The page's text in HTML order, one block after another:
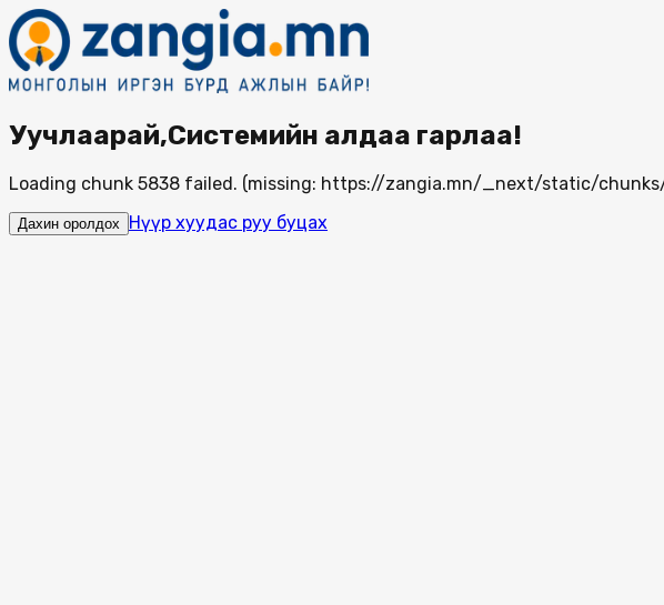
Уучлаарай,Системийн алдаа гарлаа!
Loading chunk 5838 failed. (missing: https://zangia.mn/_next/static/
Дахин оролдох Нүүр хуудас руу буцах